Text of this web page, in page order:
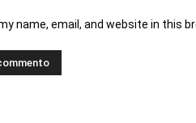
name, email, and website in this